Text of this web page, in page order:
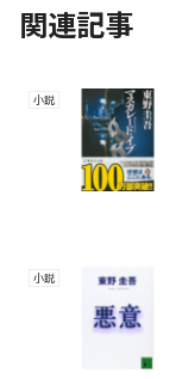
関連記事
小説
小説